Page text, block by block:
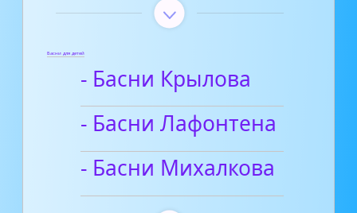
Басни для детей
- Басни Крылова
- Басни Лафонтена
- Басни Михалкова